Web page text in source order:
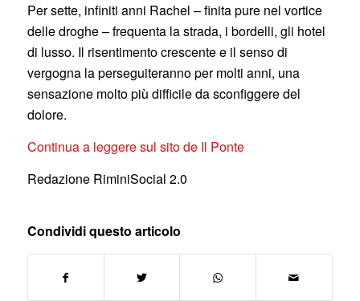
Per sette, infiniti anni Rachel – finita pure nel vortice
delle droghe – frequenta la strada, i bordelli, gli hotel
di lusso. Il risentimento crescente e il senso di
vergogna la perseguiteranno per molti anni, una
sensazione molto più difficile da sconfiggere del
dolore.
Continua a leggere sul sito de Il Ponte
Redazione RiminiSocial 2.0
Condividi questo articolo